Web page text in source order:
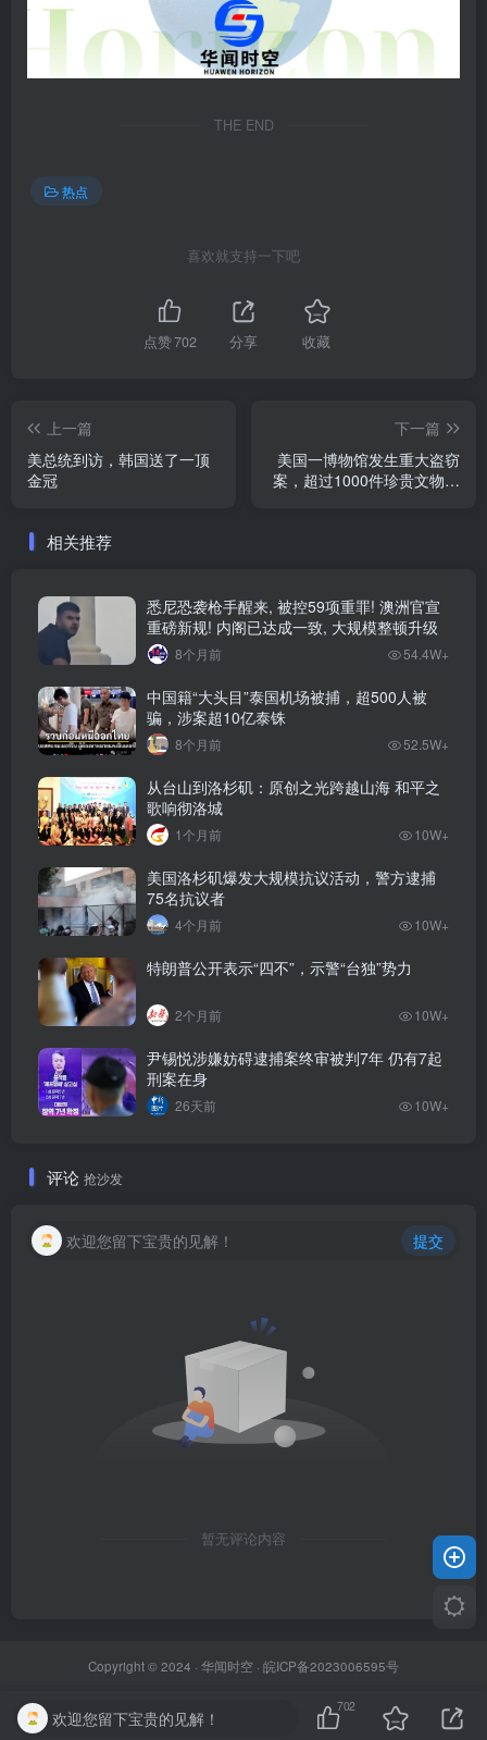
THE END
热点
喜欢就支持一下吧
点赞702 分享 收藏
上一篇
美总统到访，韩国送了一顶
金冠
下一篇
美国一博物馆发生重大盗窃
案，超过1000件珍贵文物被
相关推荐
悉尼恐袭枪手醒来, 被控59项重罪! 澳洲官宣
重磅新规! 内阁已达成一致, 大规模整顿升级
8个月前 54.4W+
中国籍“大头目”泰国机场被捕，超500人被
骗，涉案超10亿泰铢
8个月前 52.5W+
从台山到洛杉矶：原创之光跨越山海 和平之
歌响彻洛城
1个月前 10W+
美国洛杉矶爆发大规模抗议活动，警方逮捕
75名抗议者
4个月前 10W+
特朗普公开表示“四不”，示警“台独”势力
2个月前 10W+
尹锡悦涉嫌妨碍逮捕案终审被判7年 仍有7起
刑案在身
26天前 10W+
评论 抢沙发
欢迎您留下宝贵的见解！ 提交
暂无评论内容
Copyright © 2024 · 华闻时空 · 皖ICP备2023006595号
欢迎您留下宝贵的见解！
702